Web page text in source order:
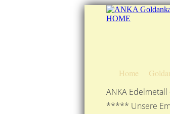
Home
ANKA
***** Unsere